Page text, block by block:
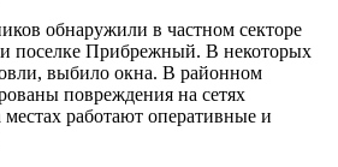
обнаружили в частном секторе
поселке Прибрежный. В некоторых
выбило окна. В районном
повреждения на сетях
работают оперативные и